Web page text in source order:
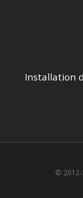
Installation
©